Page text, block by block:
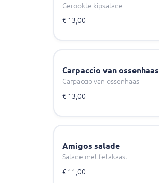
Gerookte kipsalade
€ 13,00
Carpaccio van ossenhaas
Carpaccio van ossenhaas
€ 13,00
Amigos salade
Salade met fetakaas.
€ 11,00